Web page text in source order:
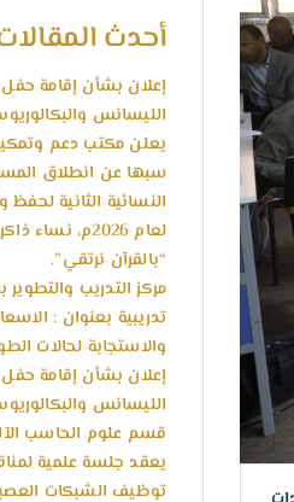
أحدث
إعلان بشأن إقامة
الليسانس
يعلن مكتب دعم
سبها عن انطلاق
النسائية الثانية لحفظ
لعام 2026م،
“بالقرآن نرتقي”.
مركز التدريب والتطوير
تدريبية بعنوان :
والاستجابة لحالات
إعلان بشأن إقامة
الليسانس
قسم علوم الحاسب
يعقد جلسة علمية
توظيف الشبكات